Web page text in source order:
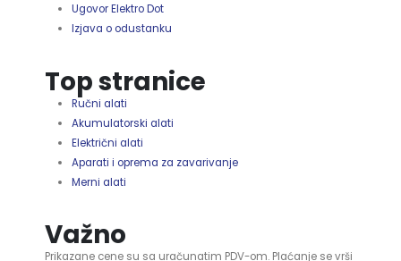
Ugovor Elektro Dot
Izjava o odustanku
Top stranice
Ručni alati
Akumulatorski alati
Električni alati
Aparati i oprema za zavarivanje
Merni alati
Važno
Prikazane cene su sa uračunatim PDV-om. Plaćanje se vrši